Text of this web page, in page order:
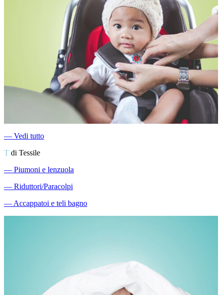
― Vedi tutto
T di Tessile
― Piumoni e lenzuola
― Riduttori/Paracolpi
―Accappatoi e teli bagno